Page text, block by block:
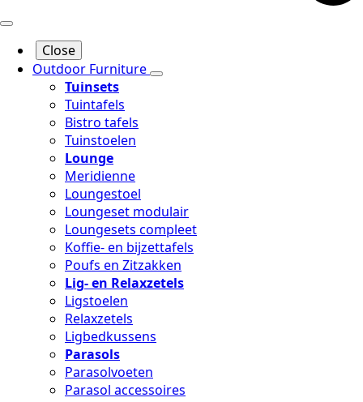
Close
Outdoor Furniture
Tuinsets
Tuintafels
Bistro tafels
Tuinstoelen
Lounge
Meridienne
Loungestoel
Loungeset modulair
Loungesets compleet
Koffie- en bijzettafels
Poufs en Zitzakken
Lig- en Relaxzetels
Ligstoelen
Relaxzetels
Ligbedkussens
Parasols
Parasolvoeten
Parasol accessoires